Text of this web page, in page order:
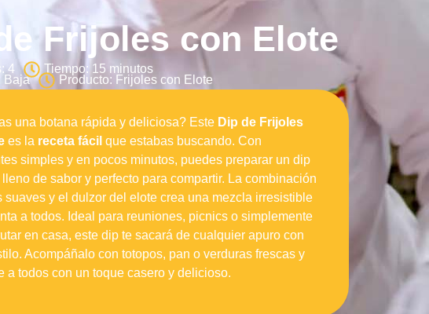
Frijoles con Elote
4
Tiempo: 15 minutos
Baja
Producto: Frijoles con Elote
una botana rápida y deliciosa? Este Dip de Frijoles
es la receta fácil que estabas buscando. Con
simples y en pocos minutos, puedes preparar un dip
de sabor y perfecto para compartir. La combinación
suaves y el dulzor del elote crea una mezcla irresistible
a todos. Ideal para reuniones, picnics o simplemente
en casa, este dip te sacará de cualquier apuro con
Acompáñalo con totopos, pan o verduras frescas y
a todos con un toque casero y delicioso.